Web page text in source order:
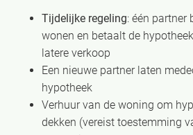
Tijdelijke regeling: één partner
wonen en betaalt de
latere verkoop
Een nieuwe partner laten
hypotheek
Verhuur van de woning om
dekken (vereist toestemming